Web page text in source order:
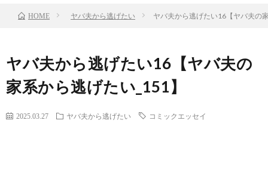
HOME ヤバ夫から逃げたい ヤバ夫から逃げたい16【ヤバ夫の
ヤバ夫から逃げたい16【ヤバ夫の
家系から逃げたい_151】
2025.03.27 ヤバ夫から逃げたい コミックエッセイ